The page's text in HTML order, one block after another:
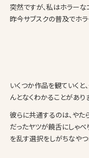
突然ですが、私はホラーな
昨今サブスクの普及でホ
いくつか作品を観ていくと
んとなくわかることがあり
彼らに共通するのは、や
だったヤツが饒舌にしゃべ
を乱す選択をしがちなや